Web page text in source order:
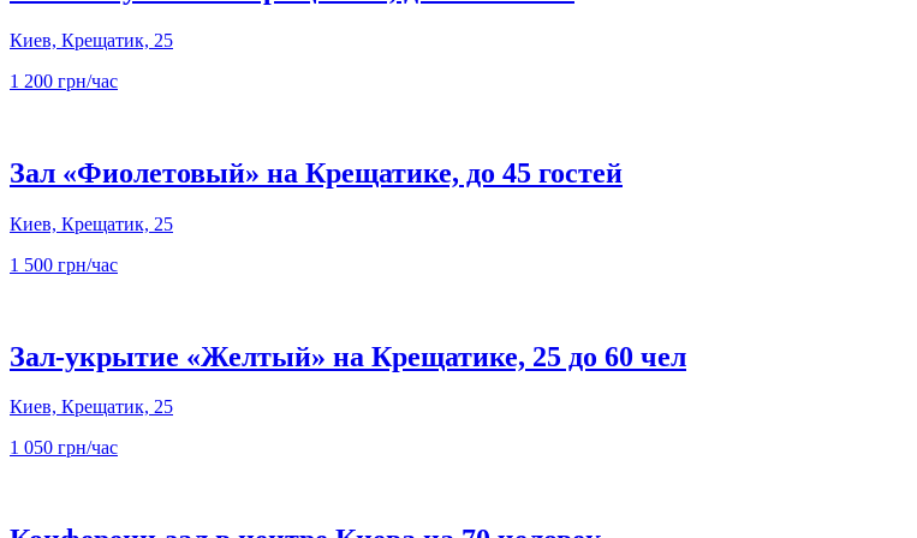
Киев, Крещатик, 25
1 200 грн/час
Зал «Фиолетовый» на Крещатике, до 45 гостей
Киев, Крещатик, 25
1 500 грн/час
Зал-укрытие «Желтый» на Крещатике, 25 до 60 чел
Киев, Крещатик, 25
1 050 грн/час